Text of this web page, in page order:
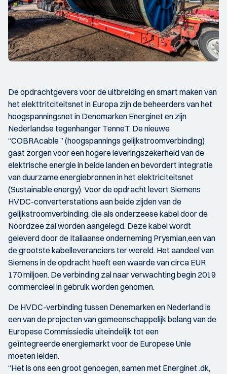
De opdrachtgevers voor de uitbreiding en smart maken van
het elekttritciteitsnet in Europa zijn de beheerders van het
hoogspanningsnet in Denemarken Energinet en zijn
Nederlandse tegenhanger TenneT. De nieuwe
“COBRAcable ” (hoogspannings gelijkstroomverbinding)
gaat zorgen voor een hogere leveringszekerheid van de
elektrische energie in beide landen en bevordert integratie
van duurzame energiebronnen in het elektriciteitsnet
(Sustainable energy). Voor de opdracht levert Siemens
HVDC-converterstations aan beide zijden van de
gelijkstroomverbinding, die als onderzeese kabel door de
Noordzee zal worden aangelegd. Deze kabel wordt
geleverd door de Italiaanse onderneming Prysmian,een van
de grootste kabelleveranciers ter wereld. Het aandeel van
Siemens in de opdracht heeft een waarde van circa EUR
170 miljoen. De verbinding zal naar verwachting begin 2019
commercieel in gebruik worden genomen.
De HVDC-verbinding tussen Denemarken en Nederland is
een van de projecten van gemeenschappelijk belang van de
Europese Commissiedie uiteindelijk tot een
geïntegreerde energiemarkt voor de Europese Unie
moeten leiden.
“Het is ons een groot genoegen, samen met Energinet .dk,